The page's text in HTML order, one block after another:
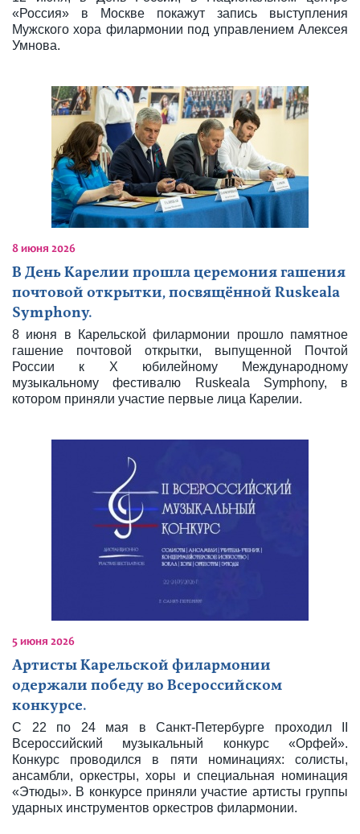
«Россия» в Москве покажут запись выступления
Мужского хора филармонии под управлением Алексея
Умнова.
8 июня 2026
В День Карелии прошла церемония гашения
почтовой открытки, посвящённой Ruskeala
Symphony.
8 июня в Карельской филармонии прошло памятное
гашение почтовой открытки, выпущенной Почтой
России к Х юбилейному Международному
музыкальному фестивалю Ruskeala Symphony, в
котором приняли участие первые лица Карелии.
5 июня 2026
Артисты Карельской филармонии
одержали победу во Всероссийском
конкурсе.
С 22 по 24 мая в Санкт-Петербурге проходил II
Всероссийский музыкальный конкурс «Орфей».
Конкурс проводился в пяти номинациях: солисты,
ансамбли, оркестры, хоры и специальная номинация
«Этюды». В конкурсе приняли участие артисты группы
ударных инструментов оркестров филармонии.